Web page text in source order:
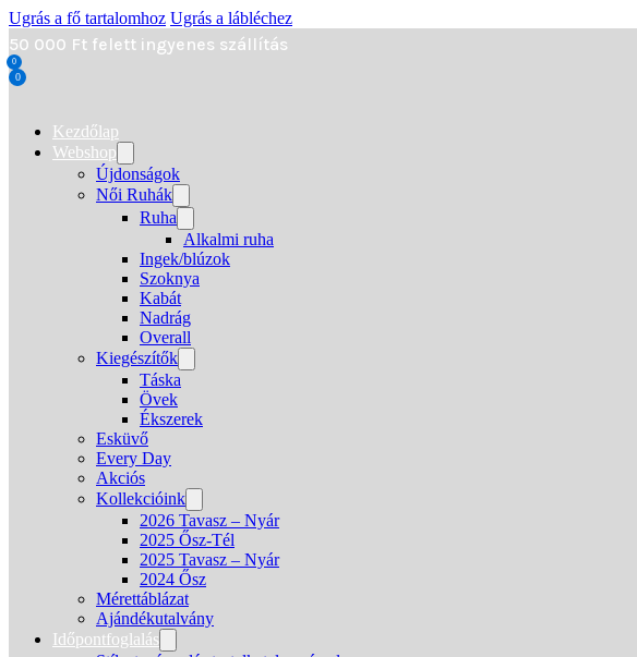
Ugrás a fő tartalomhoz Ugrás a lábléchez
50 000 Ft felett ingyenes szállítás
0
0
Kezdőlap
Webshop
Újdonságok
Női Ruhák
Ruha
Alkalmi ruha
Ingek/blúzok
Szoknya
Kabát
Nadrág
Overall
Kiegészítők
Táska
Övek
Ékszerek
Esküvő
Every Day
Akciós
Kollekcióink
2026 Tavasz – Nyár
2025 Ősz-Tél
2025 Tavasz – Nyár
2024 Ősz
Mérettáblázat
Ajándékutalvány
Időpontfoglalás